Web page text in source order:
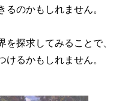
のかもしれません。
探求してみることで、
るかもしれません。